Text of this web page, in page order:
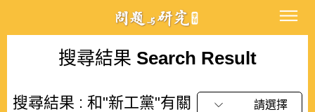
搜尋結果 Search Result
搜尋結果 : 和"新工黨"有關
請選擇